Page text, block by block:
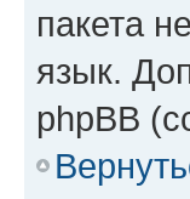
пакета
язык.
phpBB